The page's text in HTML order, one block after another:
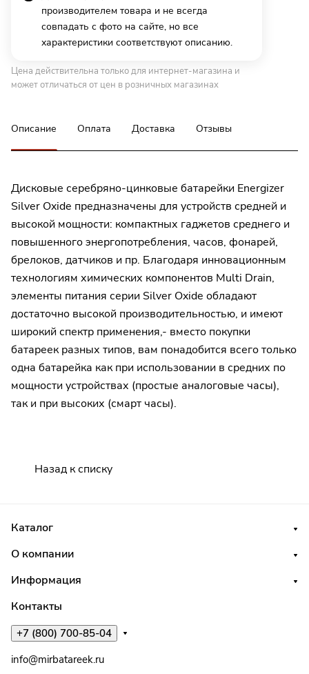
производителем товара и не всегда
совпадать с фото на сайте, но все
характеристики соответствуют описанию.
Цена действительна только для интернет-магазина и
может отличаться от цен в розничных магазинах
Описание Оплата Доставка Отзывы
Дисковые серебряно-цинковые батарейки Energizer
Silver Oxide предназначены для устройств средней и
высокой мощности: компактных гаджетов среднего и
повышенного энергопотребления, часов, фонарей,
брелоков, датчиков и пр. Благодаря инновационным
технологиям химических компонентов Multi Drain,
элементы питания серии Silver Oxide обладают
достаточно высокой производительностью, и имеют
широкий спектр применения,- вместо покупки
батареек разных типов, вам понадобится всего только
одна батарейка как при использовании в средних по
мощности устройствах (простые аналоговые часы),
так и при высоких (смарт часы).
Назад к списку
Каталог
О компании
Информация
Контакты
+7 (800) 700-85-04
info@mirbatareek.ru